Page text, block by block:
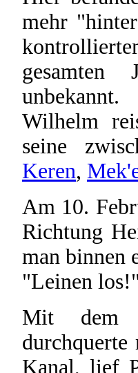
mehr
gesamten
unbekannt.
Wilhelm
seine
Keren,
Am 10.
Richtung
man binnen
"Leinen
Mit dem
durchquerte
Kanal, lief